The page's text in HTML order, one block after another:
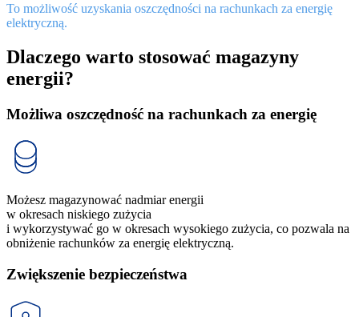
To możliwość uzyskania oszczędności na rachunkach za energię
elektryczną.
Dlaczego warto stosować magazyny
energii?
Możliwa oszczędność na rachunkach za energię
Możesz magazynować nadmiar energii
w okresach niskiego zużycia
i wykorzystywać go w okresach wysokiego zużycia, co pozwala na
obniżenie rachunków za energię elektryczną.
Zwiększenie bezpieczeństwa